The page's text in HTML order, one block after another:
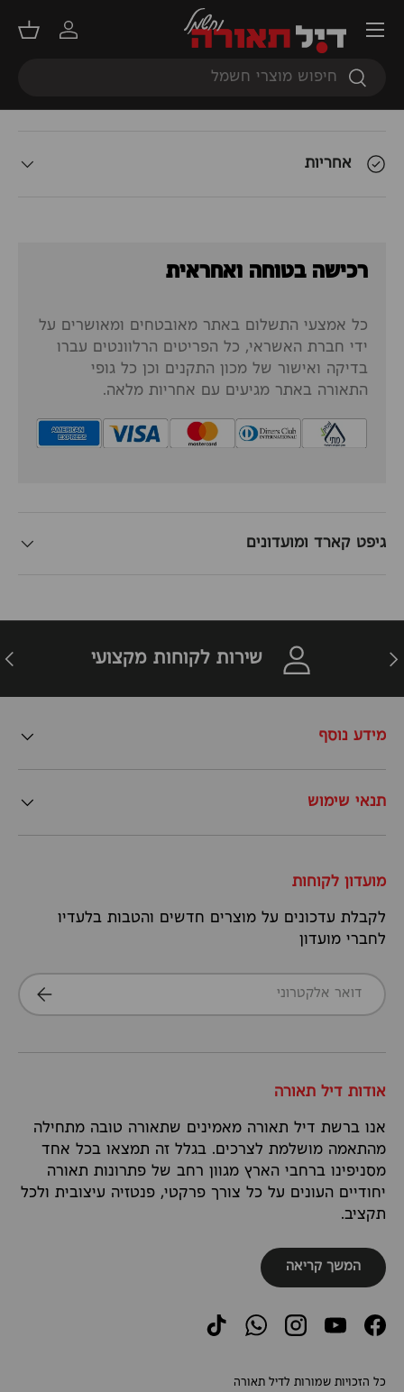
חיפוש
חיפוש
התחברות
סל
תפריט
תאור המוצר
אחריות
רכישה בטוחה ואחראית
כל אמצעי התשלום באתר מאובטחים ומאושרים על
ידי חברת האשראי, כל הפריטים הרלוונטים עברו
בדיקה ואישור של מכון התקנים וכן כל גופי
התאורה באתר מגיעים עם אחריות מלאה.
גיפט קארד ומועדונים
חזרה שירות לקוחות מקצועי
מידע נוסף
תנאי שימוש
מועדון לקוחות
לקבלת עדכונים על מוצרים חדשים והטבות בלעדיו
לחברי מועדון
דואר אלקטרוני
הרשמה
אודות דיל תאורה
אנו ברשת דיל תאורה מאמינים שתאורה טובה מתחילה
מהתאמה מושלמת לצרכים. בגלל זה תמצאו בכל אחד
מסניפינו ברחבי הארץ מגוון רחב של פתרונות תאורה
יחודיים העונים על כל צורך פרקטי, פנטזיה עיצובית ולכל
תקציב.
המשך קריאה
Facebook
YouTube
Instagram
WhatsApp
TikTok
כל הזכויות שמורות לדיל תאורה